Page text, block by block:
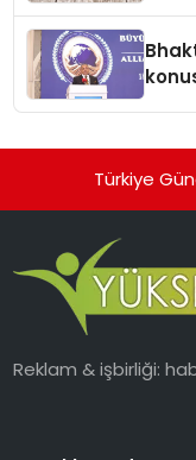
Türkiye
Reklam & işbirliği: